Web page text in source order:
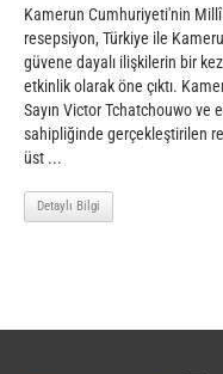
Kamerun Cumhuriyeti'nin Millî
resepsiyon, Türkiye ile
güvene dayalı ilişkilerin bir
etkinlik olarak öne çıktı.
Sayın Victor Tchatchouwo ve
sahipliğinde gerçekleştirilen
üst ...
Detaylı Bilgi